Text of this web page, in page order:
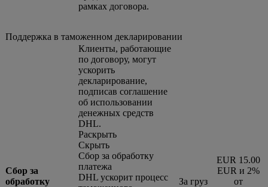
рамках договора.
Поддержка в таможенном декларировании
Сбор за
обработку
Клиенты, работающие
по договору, могут
ускорить
декларирование,
подписав соглашение
об использовании
денежных средств
DHL.
Раскрыть
Скрыть
Сбор за обработку
платежа
DHL ускорит процесс
За груз
EUR 15.00
EUR и 2%
от